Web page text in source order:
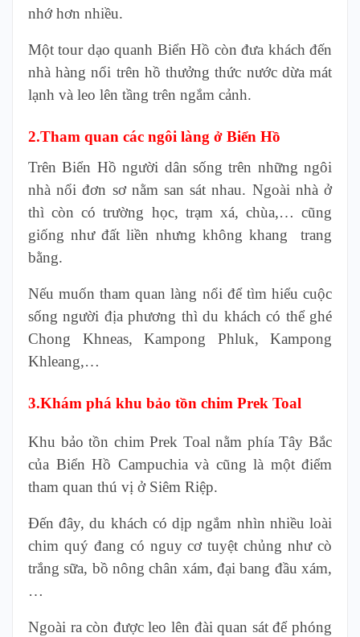
nhớ hơn nhiều.
Một tour dạo quanh Biển Hồ còn đưa khách đến
nhà hàng nổi trên hồ thưởng thức nước dừa mát
lạnh và leo lên tầng trên ngắm cảnh.
2.Tham quan các ngôi làng ở Biển Hồ
Trên Biển Hồ người dân sống trên những ngôi
nhà nổi đơn sơ nằm san sát nhau. Ngoài nhà ở
thì còn có trường học, trạm xá, chùa,… cũng
giống như đất liền nhưng không khang trang
bằng.
Nếu muốn tham quan làng nổi để tìm hiểu cuộc
sống người địa phương thì du khách có thể ghé
Chong Khneas, Kampong Phluk, Kampong
Khleang,…
3.Khám phá khu bảo tồn chim Prek Toal
Khu bảo tồn chim Prek Toal nằm phía Tây Bắc
của Biển Hồ Campuchia và cũng là một điểm
tham quan thú vị ở Siêm Riệp.
Đến đây, du khách có dịp ngắm nhìn nhiều loài
chim quý đang có nguy cơ tuyệt chủng như cò
trắng sữa, bồ nông chân xám, đại bang đầu xám,
…
Ngoài ra còn được leo lên đài quan sát để phóng